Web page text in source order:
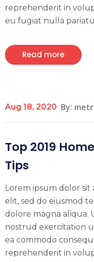
reprehenderit in
eu fugiat nulla
Read more
Aug 18, 2020 By:
Top 2019
Tips
Lorem ipsum dolor sit
elit, sed do eiusmod
dolore magna aliqua.
nostrud exercitation
ea commodo
reprehenderit in